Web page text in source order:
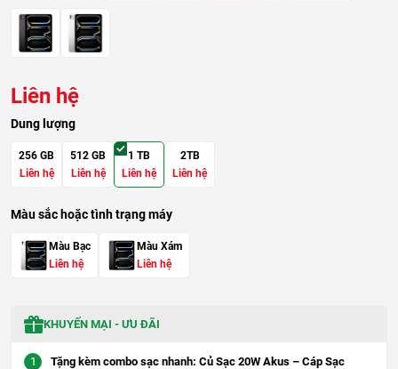
Liên hệ
Dung lượng
256 GB
Liên hệ
512 GB
Liên hệ
1 TB
Liên hệ
2TB
Liên hệ
Màu sắc hoặc tình trạng máy
Màu Bạc
Liên hệ
Màu Xám
Liên hệ
KHUYẾN MẠI - ƯU ĐÃI
Tặng kèm combo sạc nhanh: Củ Sạc 20W Akus – Cáp Sạc